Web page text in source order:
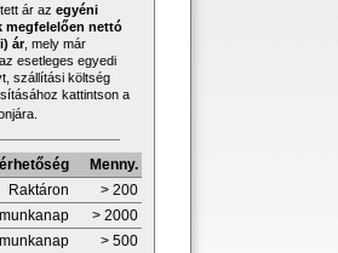
ár az egyéni
megfelelően nettó
ár, mely már
esetleges egyedi
szállítási költség
kattintson a
Menny.
Raktáron
> 200
> 2000
> 500